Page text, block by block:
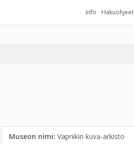
Info Hakuohjeet
Museon nimi:Vapriikin kuva-arkisto